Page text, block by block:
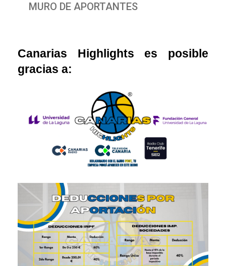
MURO DE APORTANTES
Canarias Highlights es posible
gracias a: